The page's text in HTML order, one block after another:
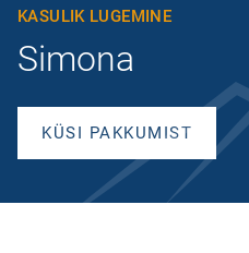
KASULIK LUGEMINE
Simona
KÜSI PAKKUMIST